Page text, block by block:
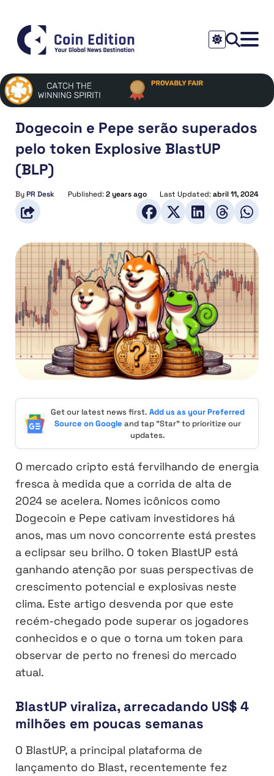
Dogecoin e Pepe serão superados
pelo token Explosive BlastUP
(BLP)
ByPR Desk Published:2 years ago Last Updated:abril 11, 2024
Get our latest news first. Add us as your Preferred
Source on Google and tap "Star" to prioritize our
updates.
O mercado cripto está fervilhando de energia
fresca à medida que a corrida de alta de
2024 se acelera. Nomes icônicos como
Dogecoin e Pepe cativam investidores há
anos, mas um novo concorrente está prestes
a eclipsar seu brilho. O token BlastUP está
ganhando atenção por suas perspectivas de
crescimento potencial e explosivas neste
clima. Este artigo desvenda por que este
recém-chegado pode superar os jogadores
conhecidos e o que o torna um token para
observar de perto no frenesi do mercado
atual.
BlastUP viraliza, arrecadando US$ 4
milhões em poucas semanas
O BlastUP, a principal plataforma de
lançamento do Blast, recentemente fez